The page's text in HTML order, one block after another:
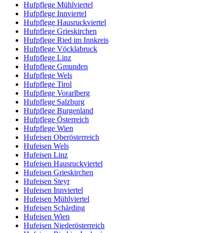
Hufpflege Mühlviertel
Hufpflege Innviertel
Hufpflege Hausruckviertel
Hufpflege Grieskirchen
Hufpflege Ried im Innkreis
Hufpflege Vöcklabruck
Hufpflege Linz
Hufpflege Gmunden
Hufpflege Wels
Hufpflege Tirol
Hufpflege Vorarlberg
Hufpflege Salzburg
Hufpflege Burgenland
Hufpflege Österreich
Hufpflege Wien
Hufeisen Oberösterreich
Hufeisen Wels
Hufeisen Linz
Hufeisen Hausruckviertel
Hufeisen Grieskirchen
Hufeisen Steyr
Hufeisen Innviertel
Hufeisen Mühlviertel
Hufeisen Schärding
Hufeisen Wien
Hufeisen Niederösterreich